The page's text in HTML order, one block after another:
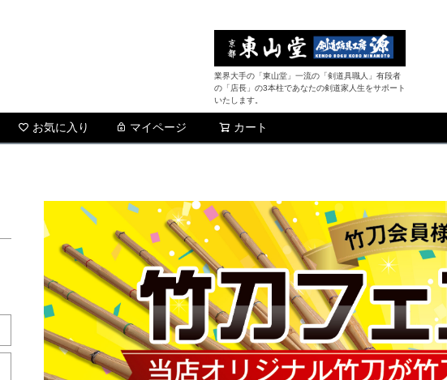
業界大手の「東山堂」一流の「剣道具職人」有段者
の「店長」の3本柱であなたの剣道家人生をサポート
いたします。
お気に入り マイページ カート